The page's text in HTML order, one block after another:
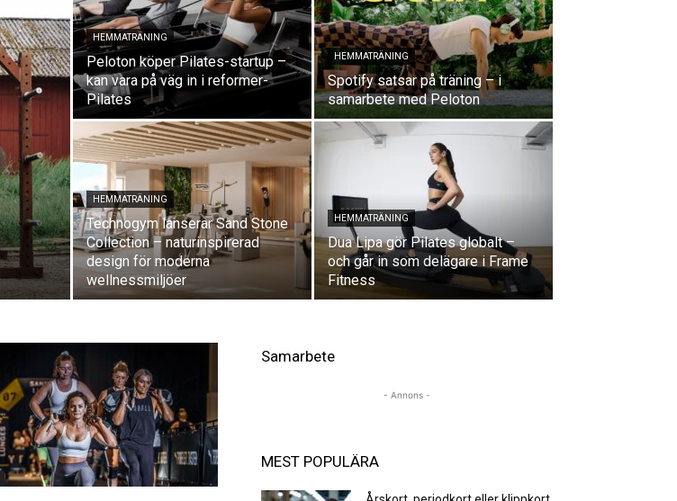
HEMMATRÄNING
Peloton köper Pilates-startup –
kan vara på väg in i reformer-
Pilates
HEMMATRÄNING
Spotify satsar på träning – i
samarbete med Peloton
HEMMATRÄNING
Technogym lanserar Sand Stone
Collection – naturinspirerad
design för moderna
wellnessmiljöer
HEMMATRÄNING
Dua Lipa gör Pilates globalt –
och går in som delägare i Frame
Fitness
Samarbete
- Annons -
MEST POPULÄRA